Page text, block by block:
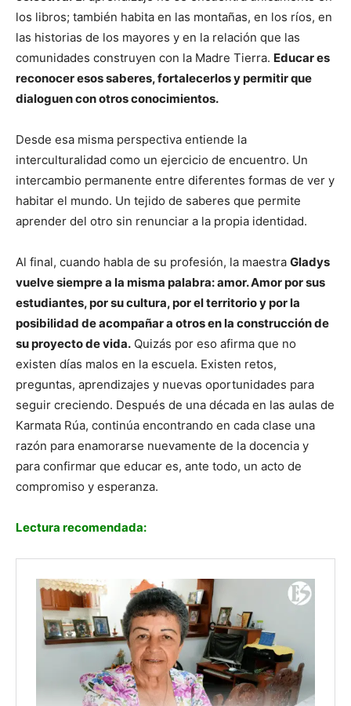
los libros; también habita en las montañas, en los ríos, en
las historias de los mayores y en la relación que las
comunidades construyen con la Madre Tierra. Educar es
reconocer esos saberes, fortalecerlos y permitir que
dialoguen con otros conocimientos.
Desde esa misma perspectiva entiende la
interculturalidad como un ejercicio de encuentro. Un
intercambio permanente entre diferentes formas de ver y
habitar el mundo. Un tejido de saberes que permite
aprender del otro sin renunciar a la propia identidad.
Al final, cuando habla de su profesión, la maestra Gladys
vuelve siempre a la misma palabra: amor. Amor por sus
estudiantes, por su cultura, por el territorio y por la
posibilidad de acompañar a otros en la construcción de
su proyecto de vida. Quizás por eso afirma que no
existen días malos en la escuela. Existen retos,
preguntas, aprendizajes y nuevas oportunidades para
seguir creciendo. Después de una década en las aulas de
Karmata Rúa, continúa encontrando en cada clase una
razón para enamorarse nuevamente de la docencia y
para confirmar que educar es, ante todo, un acto de
compromiso y esperanza.
Lectura recomendada: